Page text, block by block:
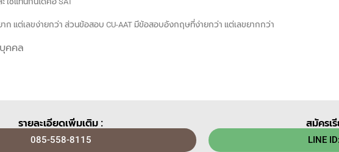
ก แต่เลขง่ายกว่า ส่วนข้อสอบ CU-AAT มีข้อสอบอังกฤษที่ง่ายกว่า แต่เลขยากกว่า
คคล
รายละเอียดเพิ่มเติม :
085-558-8115
สมัครเ
LINE